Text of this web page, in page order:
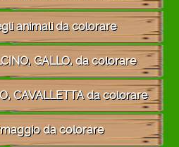
animali da colorare
GALLO, da colorare
CAVALLETTA da colorare
da colorare